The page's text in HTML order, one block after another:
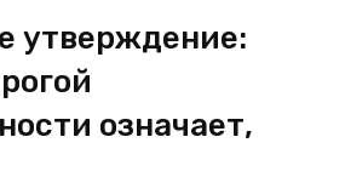
утверждение:
означает,